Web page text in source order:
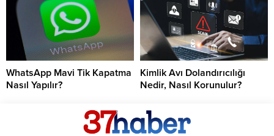
WhatsApp Mavi Tik Kapatma
Nasıl Yapılır?
Kimlik Avı Dolandırıcılığı
Nedir, Nasıl Korunulur?